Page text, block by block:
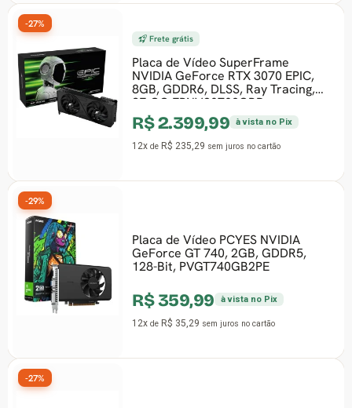
Frete grátis
Placa de Vídeo SuperFrame
NVIDIA GeForce RTX 3070 EPIC,
8GB, GDDR6, DLSS, Ray Tracing,
SF-GC-EPNV30708GBD
R$ 2.399,99 à vista no Pix
12x de R$ 235,29 sem juros no cartão
-27%
Placa de Vídeo PCYES NVIDIA
GeForce GT 740, 2GB, GDDR5,
128-Bit, PVGT740GB2PE
R$ 359,99 à vista no Pix
12x de R$ 35,29 sem juros no cartão
-29%
-27%